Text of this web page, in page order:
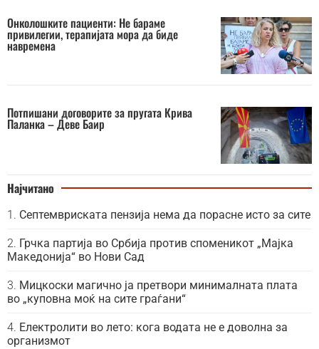
Онколошките пациенти: Не бараме
привилегии, терапијата мора да биде
навремена
Потпишани договорите за пругата Крива
Паланка – Деве Баир
Најчитано
Септемвриската пензија нема да порасне исто за сите
Грчка партија во Србија против споменикот „Мајка
Македонија“ во Нови Сад
Мицкоски магично ја претвори минималната плата
во „куповна моќ на сите граѓани“
Електролити во лето: кога водата не е доволна за
организмот